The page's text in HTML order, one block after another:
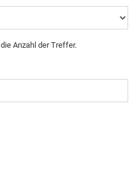
Anzahl der Treffer.